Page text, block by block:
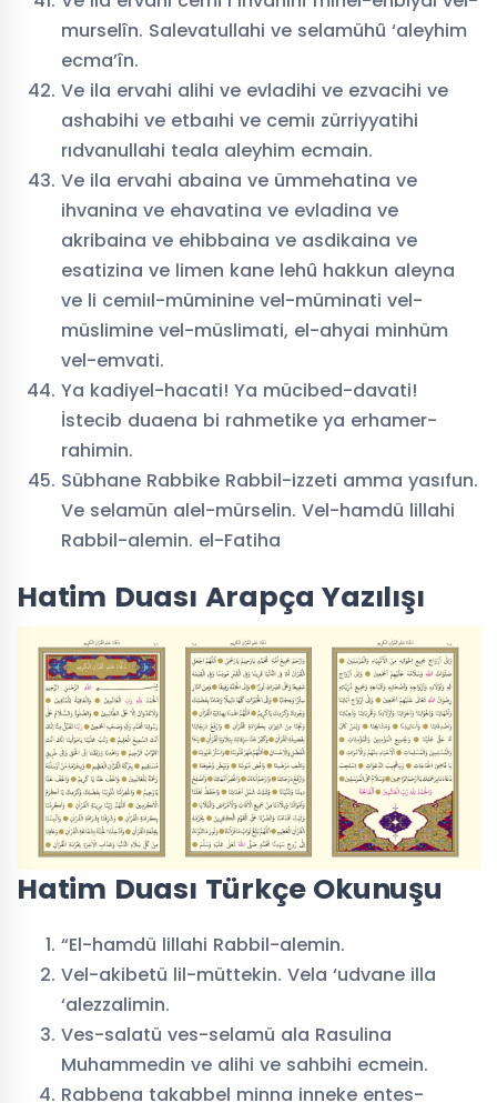
murselîn. Salevatullahi ve selamühû ‘aleyhim
ecma’în.
Ve ila ervahi alihi ve evladihi ve ezvacihi ve
ashabihi ve etbaıhi ve cemiı zürriyyatihi
rıdvanullahi teala aleyhim ecmain.
Ve ila ervahi abaina ve ümmehatina ve
ihvanina ve ehavatina ve evladina ve
akribaina ve ehibbaina ve asdikaina ve
esatizina ve limen kane lehû hakkun aleyna
ve li cemiıl-müminine vel-müminati vel-
müslimine vel-müslimati, el-ahyai minhüm
vel-emvati.
Ya kadiyel-hacati! Ya mücibed-davati!
İstecib duaena bi rahmetike ya erhamer-
rahimin.
Sübhane Rabbike Rabbil-izzeti amma yasıfun.
Ve selamün alel-mürselin. Vel-hamdü lillahi
Rabbil-alemin. el-Fatiha
Hatim Duası Arapça Yazılışı
Hatim Duası Türkçe Okunuşu
“El-hamdü lillahi Rabbil-alemin.
Vel-akibetü lil-müttekin. Vela ‘udvane illa
‘alezzalimin.
Ves-salatü ves-selamü ala Rasulina
Muhammedin ve alihi ve sahbihi ecmein.
Rabbena takabbel minna inneke entes-